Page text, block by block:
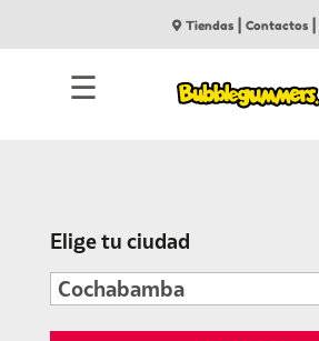
Tiendas |Contactos
☰
Elige tu ciudad